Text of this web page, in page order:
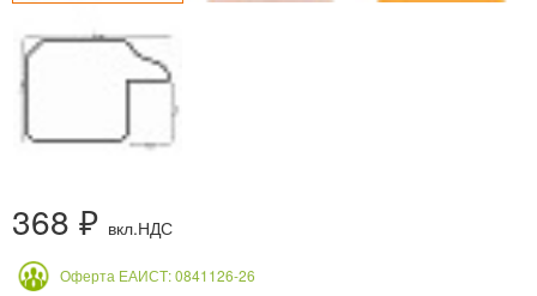
368 ₽ вкл.НДС
Оферта ЕАИСТ: 0841126-26